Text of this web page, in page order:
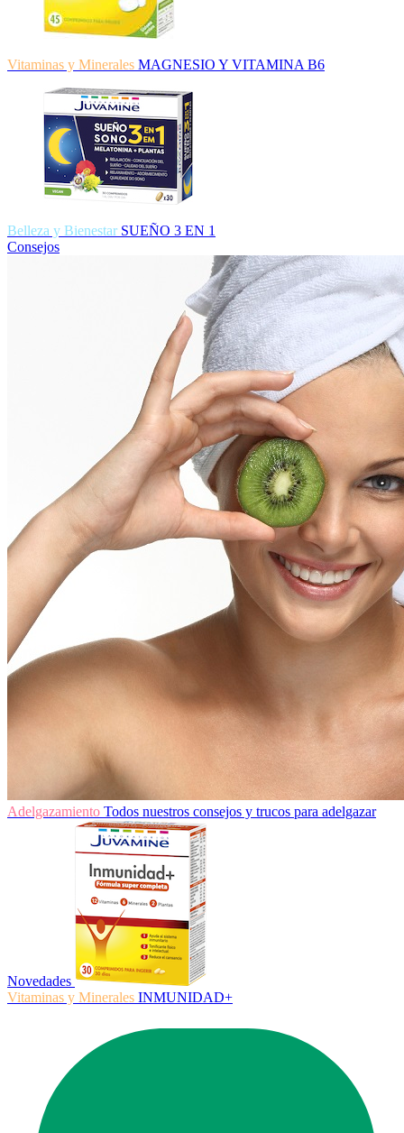
Vitaminas y Minerales MAGNESIO Y VITAMINA B6
Belleza y Bienestar SUEÑO 3 EN 1
Consejos
Adelgazamiento Todos nuestros consejos y trucos para adelgazar
Novedades
Vitaminas y Minerales INMUNIDAD+